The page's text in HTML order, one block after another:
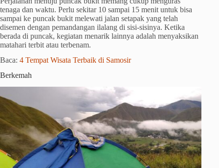
tenaga dan waktu. Perlu sekitar 10 sampai 15 menit untuk bisa
sampai ke puncak bukit melewati jalan setapak yang telah
disemen dengan pemandangan ilalang di sisi-sisinya. Ketika
berada di puncak, kegiatan menarik lainnya adalah menyaksikan
matahari terbit atau terbenam.
Baca: 4 Tempat Wisata Terbaik di Samosir
Berkemah